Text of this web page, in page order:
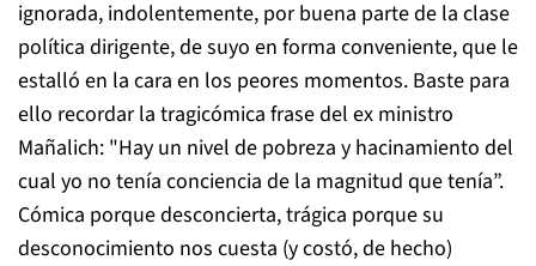
ignorada, indolentemente, por buena parte de la clase
política dirigente, de suyo en forma conveniente, que le
estalló en la cara en los peores momentos. Baste para
ello recordar la tragicómica frase del ex ministro
Mañalich: "Hay un nivel de pobreza y hacinamiento del
cual yo no tenía conciencia de la magnitud que tenía”.
Cómica porque desconcierta, trágica porque su
desconocimiento nos cuesta (y costó, de hecho)